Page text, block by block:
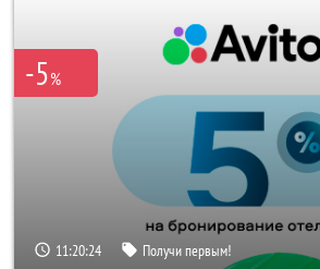
-5%
11:20:22 Получи первым!